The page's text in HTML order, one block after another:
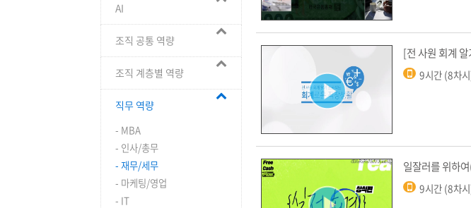
AI
조직 공통 역량
조직 계층별 역량
직무 역량
- MBA
- 인사/총무
- 재무/세무
- 마케팅/영업
- IT
[전 사원 회계
9시간 (8차
일잘러를 위하
9시간 (8차